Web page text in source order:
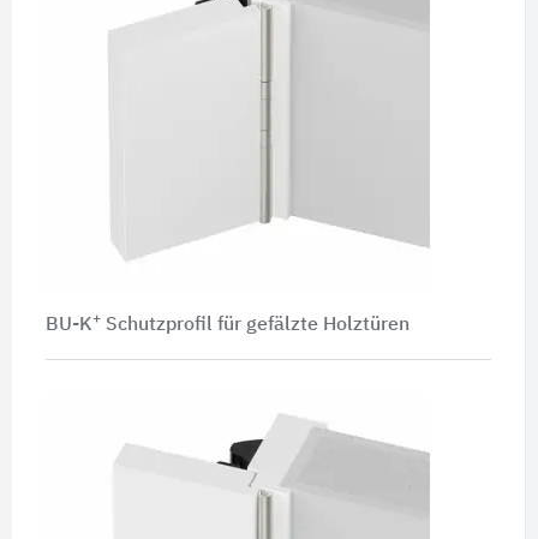
BU-K+Schutzprofil für gefälzte Holztüren